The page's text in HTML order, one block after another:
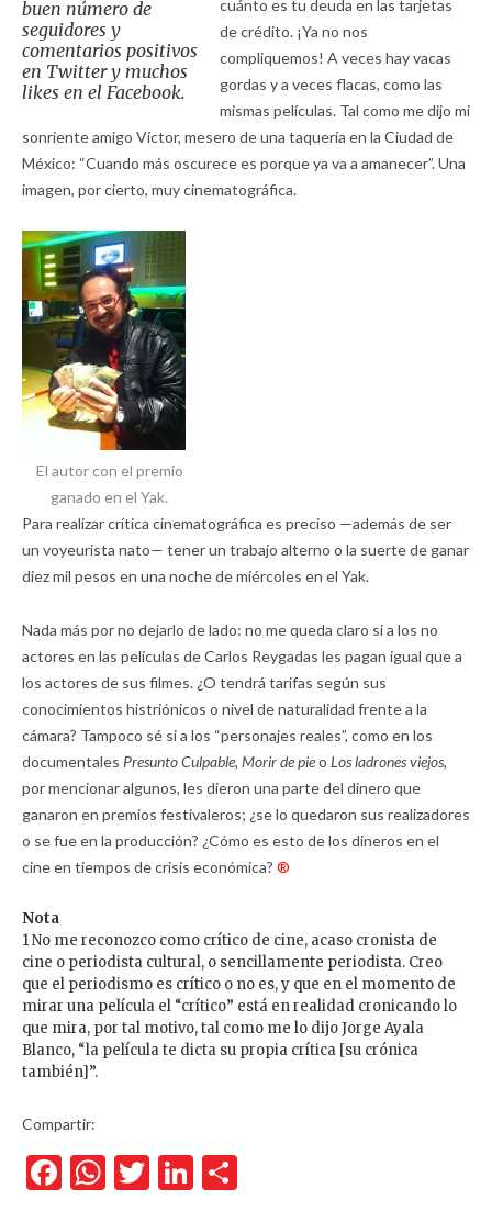
buen número de
seguidores y
comentarios positivos
en Twitter y muchos
likes en el Facebook.
cuánto es tu deuda en las tarjetas
de crédito. ¡Ya no nos
compliquemos! A veces hay vacas
gordas y a veces flacas, como las
mismas películas. Tal como me dijo mi
sonriente amigo Víctor, mesero de una taquería en la Ciudad de
México: “Cuando más oscurece es porque ya va a amanecer”. Una
imagen, por cierto, muy cinematográfica.
El autor con el premio
ganado en el Yak.
Para realizar crítica cinematográfica es preciso —además de ser
un voyeurista nato— tener un trabajo alterno o la suerte de ganar
diez mil pesos en una noche de miércoles en el Yak.
Nada más por no dejarlo de lado: no me queda claro si a los no
actores en las películas de Carlos Reygadas les pagan igual que a
los actores de sus filmes. ¿O tendrá tarifas según sus
conocimientos histriónicos o nivel de naturalidad frente a la
cámara? Tampoco sé si a los “personajes reales”, como en los
documentales Presunto Culpable, Morir de pieo Los ladrones viejos,
por mencionar algunos, les dieron una parte del dinero que
ganaron en premios festivaleros; ¿se lo quedaron sus realizadores
o se fue en la producción? ¿Cómo es esto de los dineros en el
cine en tiempos de crisis económica? ®
Nota
1 No me reconozco como crítico de cine, acaso cronista de
cine o periodista cultural, o sencillamente periodista. Creo
que el periodismo es crítico o no es, y que en el momento de
mirar una película el “crítico” está en realidad cronicando lo
que mira, por tal motivo, tal como me lo dijo Jorge Ayala
Blanco, “la película te dicta su propia crítica [su crónica
también]”.
Compartir:
Facebook
WhatsApp
TwitterLinkedIn